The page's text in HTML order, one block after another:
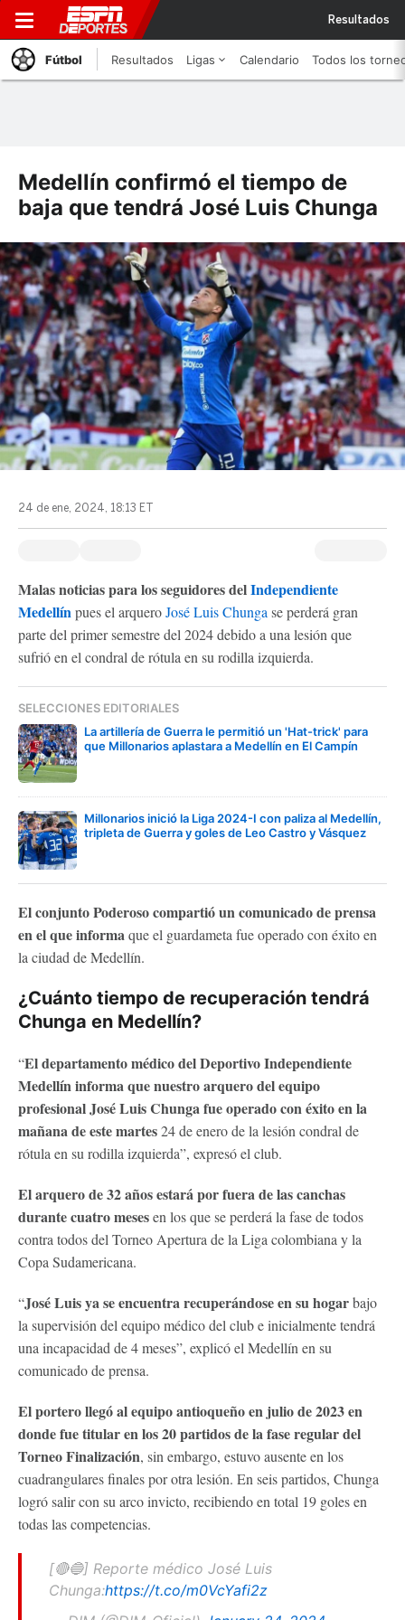
Resultados
Fútbol Resultados Ligas Calendario Todos los
Medellín confirmó el tiempo de
baja que tendrá José Luis Chunga
24 de ene, 2024, 18:13 ET
Malas noticias para los seguidores delIndependiente
Medellínpues el arqueroJosé Luis Chunga se perderá gran
parte del primer semestre del 2024 debido a una lesión que
sufrió en el condral de rótula en su rodilla izquierda.
SELECCIONES EDITORIALES
La artillería de Guerra le permitió un 'Hat-trick' para
que Millonarios aplastara a Medellín en El Campín
Millonarios inició la Liga 2024-I con paliza al Medellín,
tripleta de Guerra y goles de Leo Castro y Vásquez
El conjunto Poderoso compartió un comunicado de prensa
en el que informaque el guardameta fue operado con éxito en
la ciudad de Medellín.
¿Cuánto tiempo de recuperación tendrá
Chunga en Medellín?
“El departamento médico del Deportivo Independiente
Medellín informa que nuestro arquero del equipo
profesional José Luis Chunga fue operado con éxito en la
mañana de este martes24 de enero de la lesión condral de
rótula en su rodilla izquierda”, expresó el club.
El arquero de 32 años estará por fuera de las canchas
durante cuatro mesesen los que se perderá la fase de todos
contra todos del Torneo Apertura de la Liga colombiana y la
Copa Sudamericana.
“José Luis ya se encuentra recuperándose en su hogarbajo
la supervisión del equipo médico del club e inicialmente tendrá
una incapacidad de 4 meses”, explicó el Medellín en su
comunicado de prensa.
El portero llegó al equipo antioqueño en julio de 2023 en
donde fue titular en los 20 partidos de la fase regular del
Torneo Finalización, sin embargo, estuvo ausente en los
cuadrangulares finales por otra lesión. En seis partidos, Chunga
logró salir con su arco invicto, recibiendo en total 19 goles en
todas las competencias.
[🔴🔵] Reporte médico José Luis
Chunga:https://t.co/m0VcYafi2z